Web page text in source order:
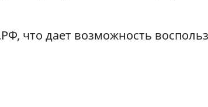
что дает возможность